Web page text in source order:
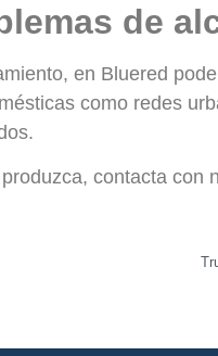
de
en Bluered
como redes
contacta con